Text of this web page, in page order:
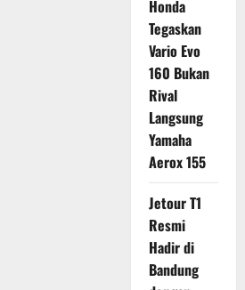
Honda
Tegaskan
Vario Evo
160 Bukan
Rival
Langsung
Yamaha
Aerox 155
Jetour T1
Resmi
Hadir di
Bandung